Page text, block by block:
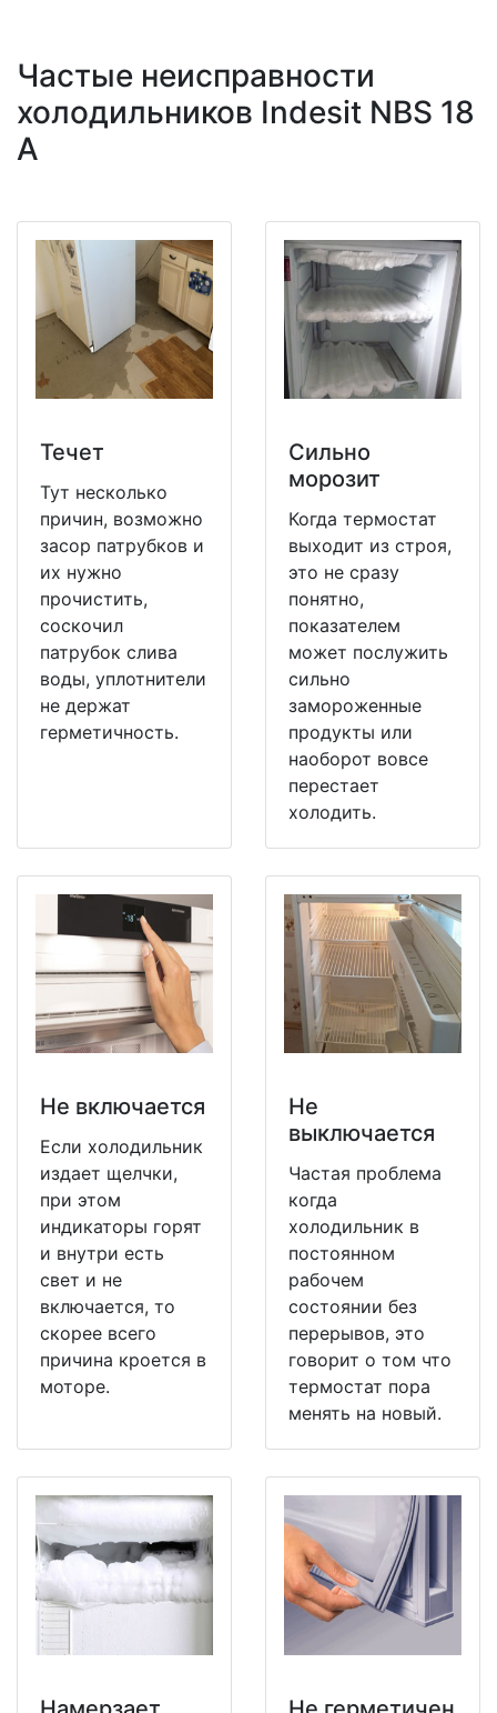
Частые неисправности
холодильников Indesit NBS 18
A
Течет
Тут несколько
причин, возможно
засор патрубков и
их нужно
прочистить,
соскочил
патрубок слива
воды, уплотнители
не держат
герметичность.
Сильно
морозит
Когда термостат
выходит из строя,
это не сразу
понятно,
показателем
может послужить
сильно
замороженные
продукты или
наоборот вовсе
перестает
холодить.
Не включается
Если холодильник
издает щелчки,
при этом
индикаторы горят
и внутри есть
свет и не
включается, то
скорее всего
причина кроется в
моторе.
Не
выключается
Частая проблема
когда
холодильник в
постоянном
рабочем
состоянии без
перерывов, это
говорит о том что
термостат пора
менять на новый.